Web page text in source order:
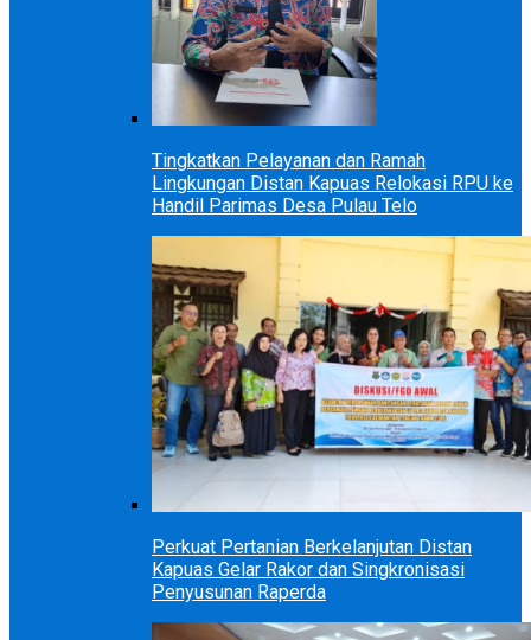
Tingkatkan Pelayanan dan Ramah
Lingkungan Distan Kapuas Relokasi RPU ke
Handil Parimas Desa Pulau Telo
Perkuat Pertanian Berkelanjutan Distan
Kapuas Gelar Rakor dan Singkronisasi
Penyusunan Raperda